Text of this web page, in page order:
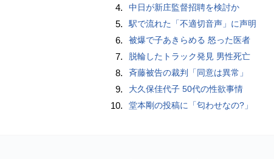
4. 中日が新庄監督招聘を検討か
5. 駅で流れた「不適切音声」に声明
6. 被爆で子あきらめる 怒った医者
7. 脱輪したトラック発見 男性死亡
8. 斉藤被告の裁判「同意は異常」
9. 大久保佳代子 50代の性欲事情
10. 堂本剛の投稿に「匂わせなの?」